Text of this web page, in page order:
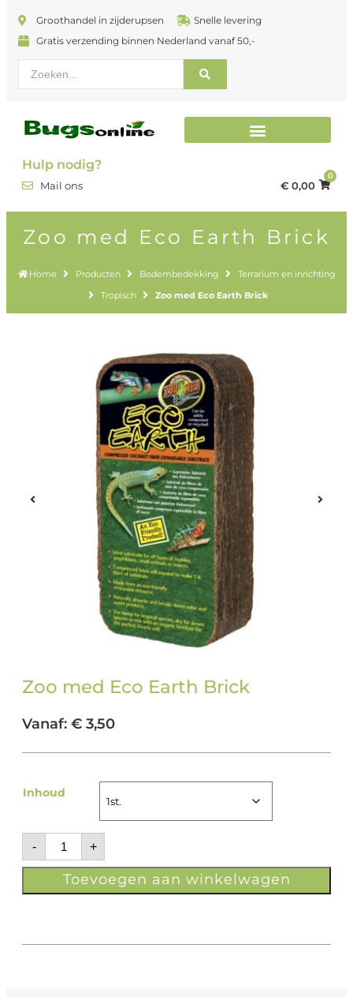
Groothandel in zijderupsen
Snelle levering
Gratis verzending binnen Nederland vanaf 50,-
Hulp nodig?
Mail ons € 0,00
0
Zoo med Eco Earth Brick
Home Producten Bodembedekking
Terrarium en inrichting
Tropisch
Zoo med Eco Earth Brick
Zoo med Eco Earth Brick
Vanaf: € 3,50
Inhoud
- +
Toevoegen aan winkelwagen